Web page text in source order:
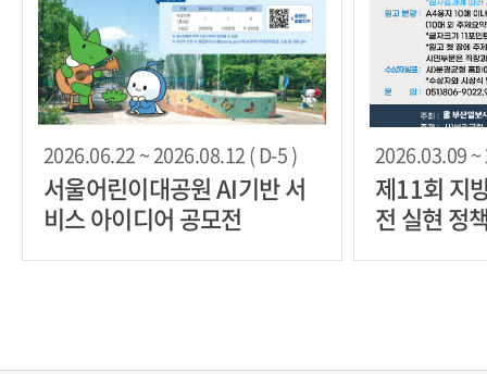
2026.06.22 ~ 2026.08.12 ( D-5 )
서울어린이대공원 AI기반 서
비스 아이디어 공모전
2026.03.09 ~
제11회 지
전 실현 정